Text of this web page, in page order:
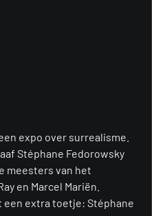
expo over surrealisme.
Stéphane Fedorowsky
meesters van het
en Marcel Mariën.
extra toetje: Stéphane